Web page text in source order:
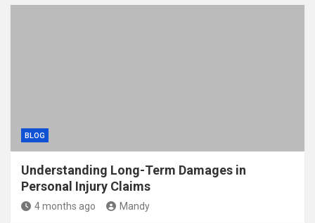
BLOG
Understanding Long-Term Damages in
Personal Injury Claims
4 months ago Mandy